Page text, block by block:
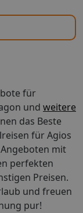
für
und weitere
das Beste
für Agios
mit
perfekten
Preisen.
und freuen
pur!